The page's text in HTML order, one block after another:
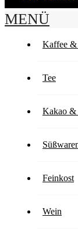
MENÜ
Kaffee &
Tee
Kakao &
Feinkost
Wein
Home
Geniesse das
überall erhält. Wir
besonderen
ganze Welt und
Deinen Gaumen
wirst Du fündig.
immer dann, was
gönnen will ...